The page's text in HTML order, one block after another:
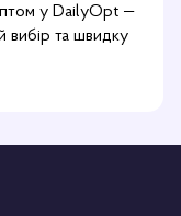
у DailyOpt —
вибір та швидку